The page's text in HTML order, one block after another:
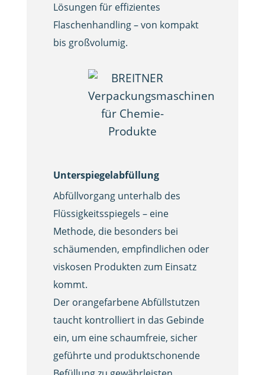
Lösungen für effizientes
Flaschenhandling – von kompakt
bis großvolumig.
Unterspiegelabfüllung
Abfüllvorgang unterhalb des
Flüssigkeitsspiegels – eine
Methode, die besonders bei
schäumenden, empfindlichen oder
viskosen Produkten zum Einsatz
kommt.
Der orangefarbene Abfüllstutzen
taucht kontrolliert in das Gebinde
ein, um eine schaumfreie, sicher
geführte und produkt­schonende